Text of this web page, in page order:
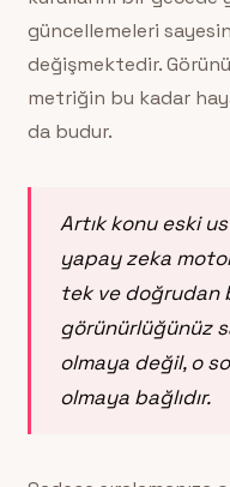
güncellemeleri
değişmektedir.
metriğin bu kadar
da budur.
Artık konu eski
yapay zeka
tek ve doğrudan
görünürlüğünüz
olmaya değil, o
olmaya bağlıdır.